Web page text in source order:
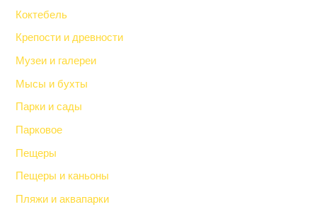
Коктебель
Крепости и древности
Музеи и галереи
Мысы и бухты
Парки и сады
Парковое
Пещеры
Пещеры и каньоны
Пляжи и аквапарки